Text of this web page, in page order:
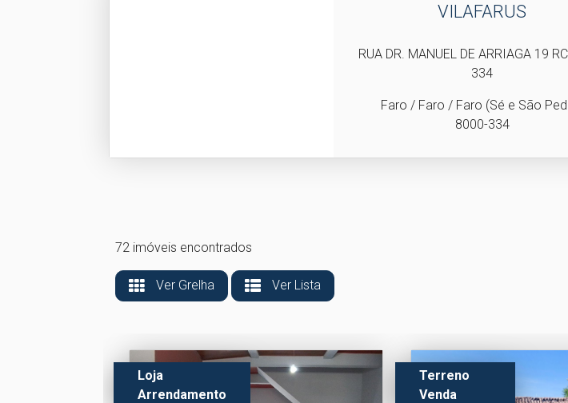
VILAFARUS
RUA DR. MANUEL DE ARRIAGA 19
334
Faro / Faro / Faro (Sé e São
8000-334
72 imóveis encontrados
Ver Grelha Ver Lista
Loja
Arrendamento
Terreno
Venda